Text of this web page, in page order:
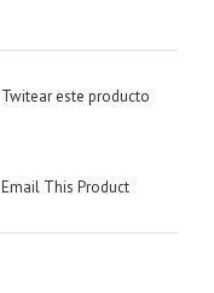
Twitear este producto
Email This Product